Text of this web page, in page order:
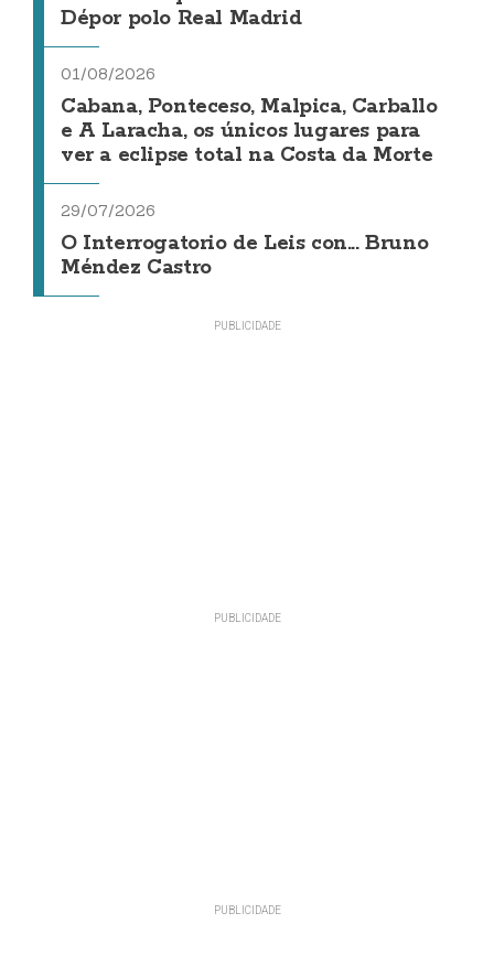
Dépor polo Real Madrid
01/08/2026
Cabana, Ponteceso, Malpica, Carballo
e A Laracha, os únicos lugares para
ver a eclipse total na Costa da Morte
29/07/2026
O Interrogatorio de Leis con... Bruno
Méndez Castro